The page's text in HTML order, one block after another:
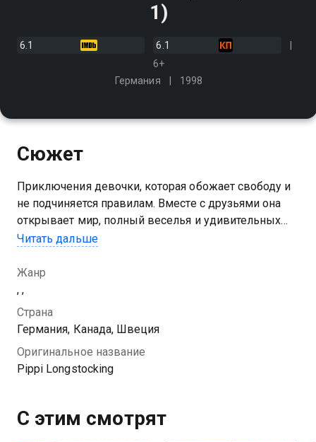
1)
6.1
6.1
6+
Германия
1998
Сюжет
Приключения девочки, которая обожает свободу и
не подчиняется правилам. Вместе с друзьями она
открывает мир, полный веселья и удивительных
событий, показывая, что дружба и фантазия не
чулок вы можете совершенно бесплатно в
хорошем HD качестве на Казахтелеком
Читать дальше
Жанр
, ,
Страна
Германия, Канада, Швеция
Оригинальное название
Pippi Longstocking
С этим смотрят